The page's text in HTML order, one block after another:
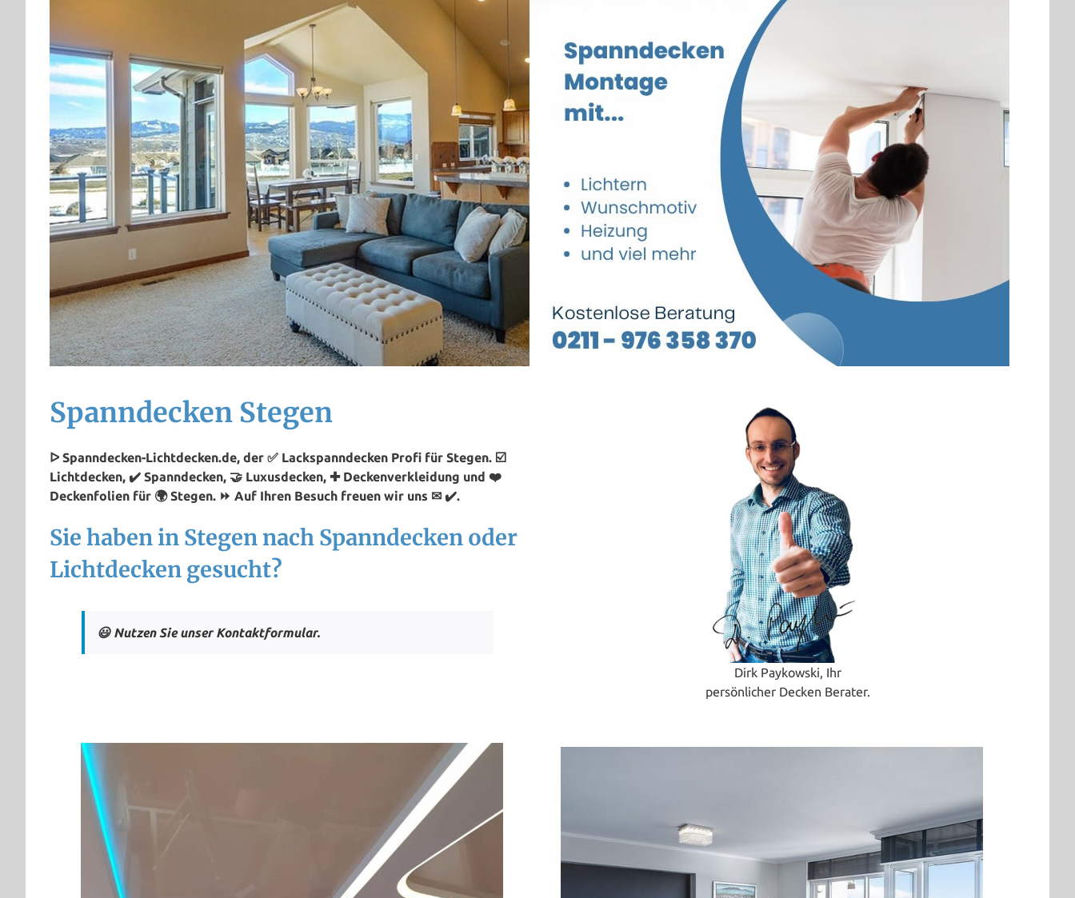
Spanndecken Stegen
ᐅ Spanndecken-Lichtdecken.de, der ✅ Lackspanndecken Profi für Stegen. ☑️
Lichtdecken, ✔️ Spanndecken, 🤝 Luxusdecken, ✚ Deckenverkleidung und ❤️
Deckenfolien für 🌍 Stegen. ⏩ Auf Ihren Besuch freuen wir uns ✉ ✔️.
Sie haben in Stegen nach Spanndecken oder
Lichtdecken gesucht?
😃 Nutzen Sie unser Kontaktformular.
Dirk Paykowski, Ihr
persönlicher Decken Berater.